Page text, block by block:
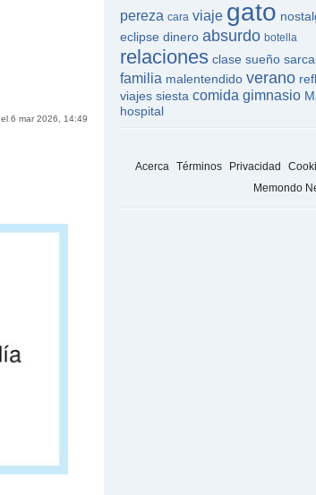
el 6 mar 2026, 14:49
pereza cara viaje gato
eclipse dinero absurdo botella
relaciones clase sueño
familia malentendido verano
viajes siesta comida gimnasio
hospital
Acerca Términos Privacidad
Memondo